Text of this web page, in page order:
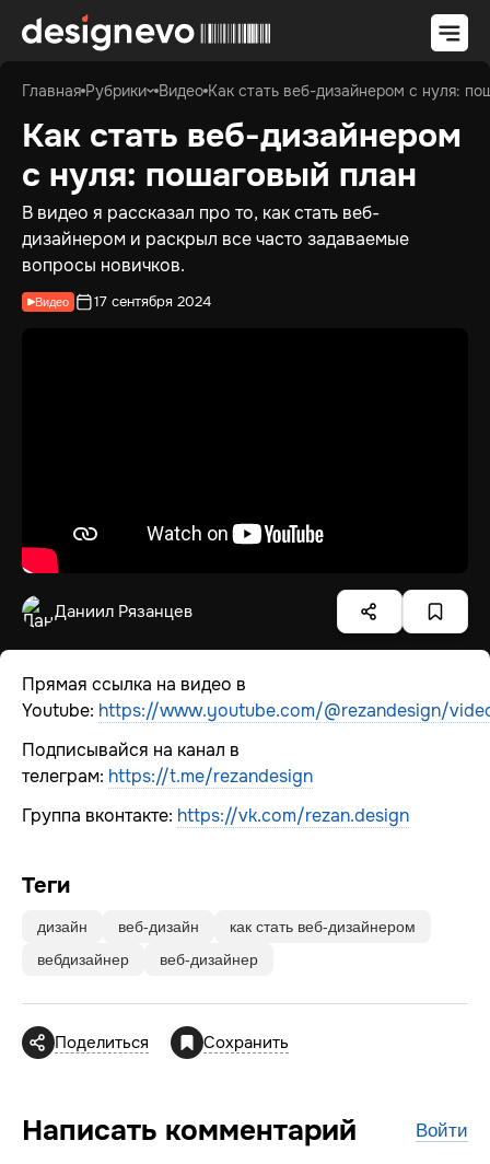
Главная Рубрики Видео Как стать веб-дизайнером с нуля:
Видео 17 сентября 2024
Как стать веб-дизайнером
с нуля: пошаговый план
В видео я рассказал про то, как стать веб-
дизайнером и раскрыл все часто задаваемые
вопросы новичков.
Даниил Рязанцев
Прямая ссылка на видео в
Youtube: https://www.youtube.com/@rezandesign/
Подписывайся на канал в
телеграм: https://t.me/rezandesign
Группа вконтакте: https://vk.com/rezan.design
Теги
дизайн веб-дизайн
как стать веб-дизайнером
вебдизайнер
веб-дизайнер
Поделиться Сохранить
Написать комментарий Войти